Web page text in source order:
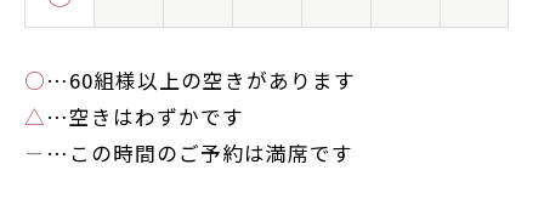
○…60組様以上の空きがあります
△…空きはわずかです
－ …この時間のご予約は満席です